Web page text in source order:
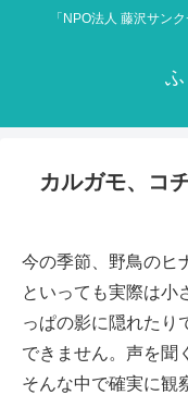
「NPO法人 藤沢サン
カルガモ、コ
今の季節、野鳥のヒ
といっても実際は小
っぱの影に隠れたり
できません。声を聞
そんな中で確実に観